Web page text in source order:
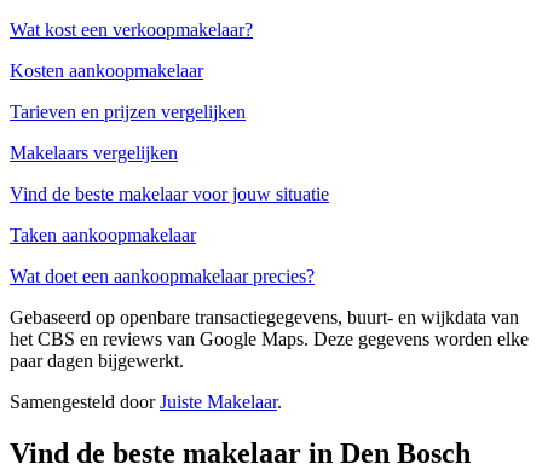
Wat kost een verkoopmakelaar?
Kosten aankoopmakelaar
Tarieven en prijzen vergelijken
Makelaars vergelijken
Vind de beste makelaar voor jouw situatie
Taken aankoopmakelaar
Wat doet een aankoopmakelaar precies?
Gebaseerd op openbare transactiegegevens, buurt- en wijkdata van
het CBS en reviews van Google Maps. Deze gegevens worden elke
paar dagen bijgewerkt.
Samengesteld doorJuiste Makelaar.
Vind de beste makelaar in Den Bosch